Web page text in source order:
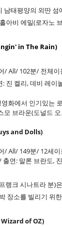
남태평양의 외딴
아비 에밀(로자노
in The Rain)
/ All/ 102분/ 전체이
진 켈리, 데비 레이
화에서 인기있는
모 브라운(도널드
and Dolls)
/ All/ 149분/ 12세
출연: 말론 브란도,
랭크 시나트라 분)
장소를 빌리기 위
Wizard of OZ)